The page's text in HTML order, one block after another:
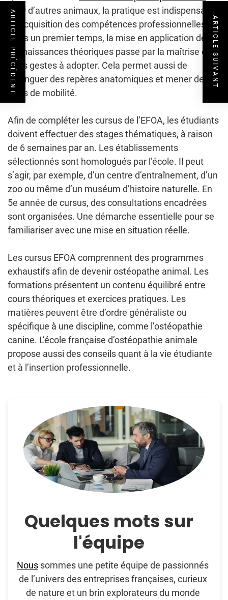
pour d’autres animaux, la pratique est indispensable
à l’acquisition des compétences professionnelles.
Dans un premier temps, la mise en application des
connaissances théoriques passe par la maîtrise des
bons gestes à adopter. Cela permet aussi de
distinguer des repères anatomiques et mener des
tests de mobilité.
Afin de compléter les cursus de l’EFOA, les étudiants
doivent effectuer des stages thématiques, à raison
de 6 semaines par an. Les établissements
sélectionnés sont homologués par l’école. Il peut
s’agir, par exemple, d’un centre d’entraînement, d’un
zoo ou même d’un muséum d’histoire naturelle. En
5e année de cursus, des consultations encadrées
sont organisées. Une démarche essentielle pour se
familiariser avec une mise en situation réelle.
Les cursus EFOA comprennent des programmes
exhaustifs afin de devenir ostéopathe animal. Les
formations présentent un contenu équilibré entre
cours théoriques et exercices pratiques. Les
matières peuvent être d’ordre généraliste ou
spécifique à une discipline, comme l’ostéopathie
canine. L’école française d’ostéopathie animale
propose aussi des conseils quant à la vie étudiante
et à l’insertion professionnelle.
Quelques mots sur
l'équipe
Nous sommes une petite équipe de passionnés
de l’univers des entreprises françaises, curieux
de nature et un brin explorateurs du monde
ARTICLE PRÉCÉDENT ARTICLE SUIVANT